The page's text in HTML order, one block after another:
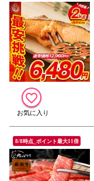
8/8時点_ポイント最大11倍